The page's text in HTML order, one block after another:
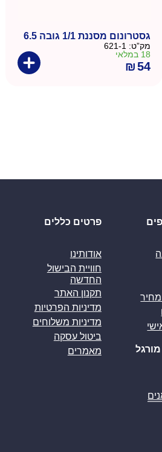
גסטרונום מסננת 1/1 גובה 6.5
מק”ט: 621-1
18 במלאי
₪54
פרטים כללים
אודותינו
חוויית הבישול
החדשה
תקנון האתר
מדיניות הפרטיות
מדיניות משלוחים
ביטול עסקה
מאמרים